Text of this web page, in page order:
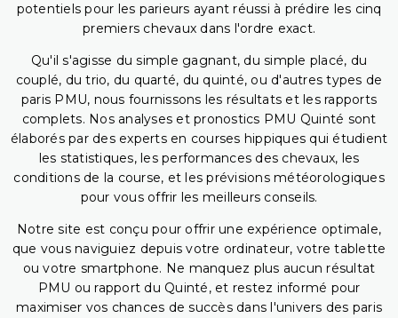
potentiels pour les parieurs ayant réussi à prédire les cinq
premiers chevaux dans l'ordre exact.
Qu'il s'agisse du simple gagnant, du simple placé, du
couplé, du trio, du quarté, du quinté, ou d'autres types de
paris PMU, nous fournissons les résultats et les rapports
complets. Nos analyses et pronostics PMU Quinté sont
élaborés par des experts en courses hippiques qui étudient
les statistiques, les performances des chevaux, les
conditions de la course, et les prévisions météorologiques
pour vous offrir les meilleurs conseils.
Notre site est conçu pour offrir une expérience optimale,
que vous naviguiez depuis votre ordinateur, votre tablette
ou votre smartphone. Ne manquez plus aucun résultat
PMU ou rapport du Quinté, et restez informé pour
maximiser vos chances de succès dans l'univers des paris